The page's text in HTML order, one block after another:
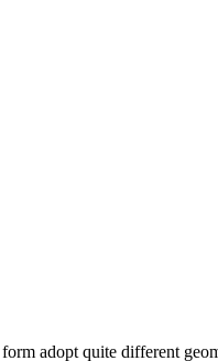
adopt quite different